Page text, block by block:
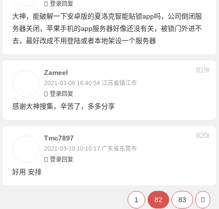
登录回复
大神，能破解一下安卓版的夏洛克智能贴锁app吗，公司倒闭服
务器关闭，苹果手机的app服务器好像还没有关，被锁门外进不
去，最好改成不用登陆或者本地架设一个服务器
Zameel
2021-03-06 16:40:54 江苏省镇江市
819F
登录回复
感谢大神搜集，辛苦了，多多分享
Tmc7897
2021-03-10 10:10:17 广东省东莞市
820F
登录回复
好用 安排
1 82 83